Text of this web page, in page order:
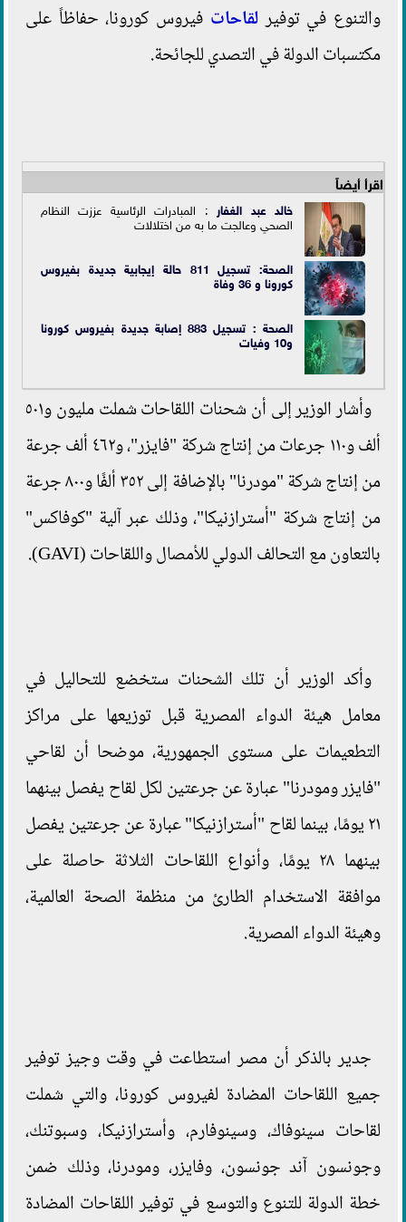
والتنوع في توفيرلقاحات فيروس كورونا، حفاظاً على
مكتسبات الدولة في التصدي للجائحة.
اقرأ أيضاً
خالد عبد الغفار : المبادرات الرئاسية عززت النظام
الصحي وعالجت ما به من اختلالات
الصحة: تسجيل 811 حالة إيجابية جديدة بفيروس
كورونا و 36 وفاة
الصحة : تسجيل 883 إصابة جديدة بفيروس كورونا
و10 وفيات
وأشار الوزير إلى أن شحنات اللقاحات شملت مليون و٥٠١
ألف و١١٠ جرعات من إنتاج شركة "فايزر"، و٤٦٢ ألف جرعة
من إنتاج شركة "مودرنا" بالإضافة إلى ٣٥٢ ألفًا و٨٠٠ جرعة
من إنتاج شركة "أسترازنيكا"، وذلك عبر آلية "كوفاكس"
بالتعاون مع التحالف الدولي للأمصال واللقاحات (GAVI).
وأكد الوزير أن تلك الشحنات ستخضع للتحاليل في
معامل هيئة الدواء المصرية قبل توزيعها على مراكز
التطعيمات على مستوى الجمهورية، موضحا أن لقاحي
"فايزر ومودرنا" عبارة عن جرعتين لكل لقاح يفصل بينهما
٢١ يومًا، بينما لقاح "أسترازنيكا" عبارة عن جرعتين يفصل
بينهما ٢٨ يومًا، وأنواع اللقاحات الثلاثة حاصلة على
موافقة الاستخدام الطارئ من منظمة الصحة العالمية،
وهيئة الدواء المصرية.
جدير بالذكر أن مصر استطاعت في وقت وجيز توفير
جميع اللقاحات المضادة لفيروس كورونا، والتي شملت
لقاحات سينوفاك، وسينوفارم، وأسترازنيكا، وسبوتنك،
وجونسون آند جونسون، وفايزر، ومودرنا، وذلك ضمن
خطة الدولة للتنوع والتوسع في توفير اللقاحات المضادة